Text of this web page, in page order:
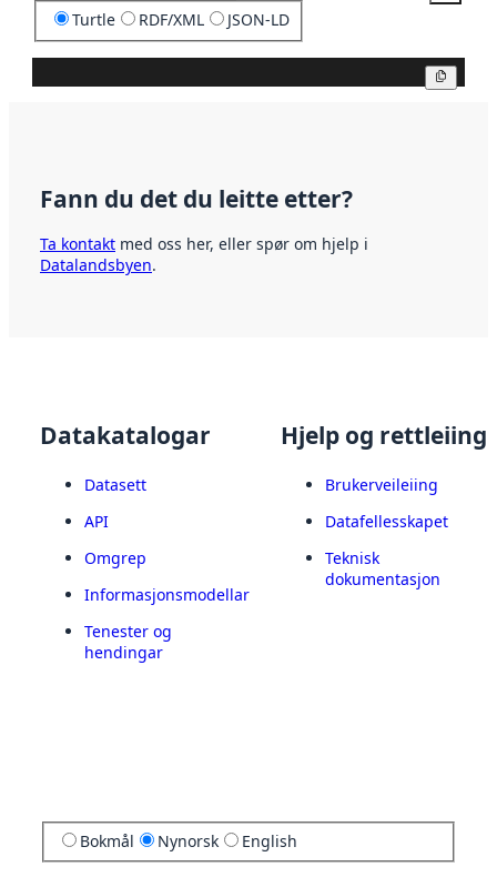
Turtle RDF/XML JSON-LD
Fann du det du leitte etter?
Ta kontakt med oss her, eller spør om hjelp i
Datalandsbyen.
Datakatalogar
Datasett
API
Omgrep
Informasjonsmodellar
Tenester og
hendingar
Hjelp og rettleiing
Brukerveileiing
Datafellesskapet
Teknisk
dokumentasjon
Bokmål Nynorsk English